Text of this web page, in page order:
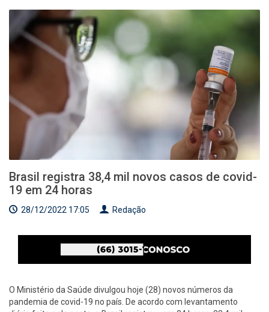
Brasil registra 38,4 mil novos casos de covid-
19 em 24 horas
28/12/2022 17:05 Redação
O Ministério da Saúde divulgou hoje (28) novos números da
pandemia de covid-19 no país. De acordo com levantamento